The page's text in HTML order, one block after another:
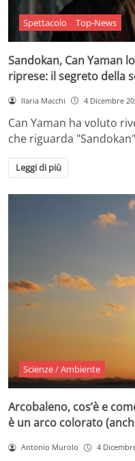
Spettacolo Top-News
Sandokan, Can Yaman
riprese: il segreto della
Ilaria Macchi 4 Dicembre
Can Yaman ha voluto
che riguarda
Leggi di più
Scienze / Ambiente
Arcobaleno, cos’è e
è un arco colorato
Antonio Murolo 4